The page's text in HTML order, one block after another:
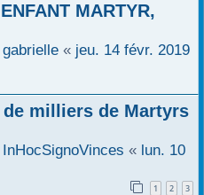
MARTYR,
gabrielle « jeu. 14 févr. 2019
milliers de Martyrs
InHocSignoVinces « lun. 10
1 2 3